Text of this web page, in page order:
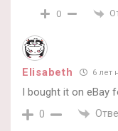
0
Elisabeth 6 лет
I bought it on eBay
0